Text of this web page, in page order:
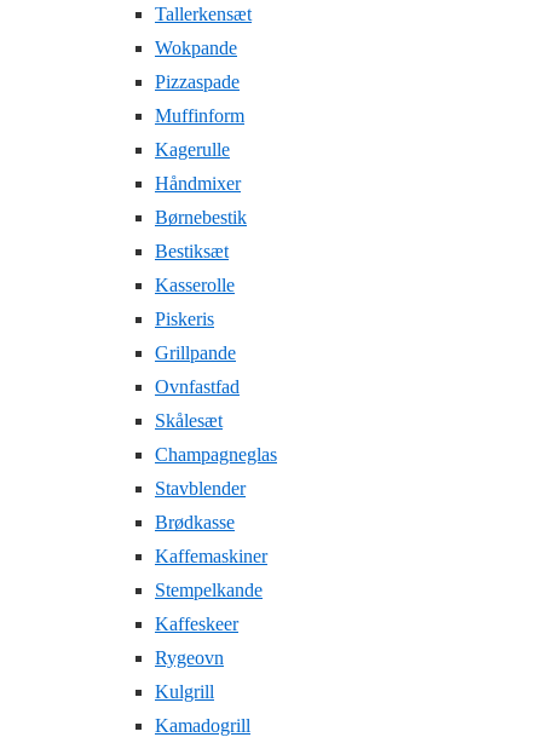
Tallerkensæt
Wokpande
Pizzaspade
Muffinform
Kagerulle
Håndmixer
Børnebestik
Bestiksæt
Kasserolle
Piskeris
Grillpande
Ovnfastfad
Skålesæt
Champagneglas
Stavblender
Brødkasse
Kaffemaskiner
Stempelkande
Kaffeskeer
Rygeovn
Kulgrill
Kamadogrill